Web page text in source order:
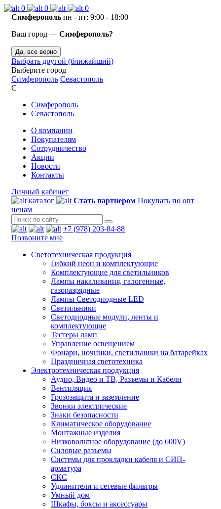
0 0
0
Симферополь пн - пт: 9:00 - 18:00
Ваш город — Симферополь?
Да, все верно
Выбрать другой (ближайший)
Выберите город
Симферополь Севастополь
С
Симферополь
Севастополь
О компании
Покупателям
Сотрудничество
Акции
Новости
Контакты
Личный кабинет
каталог
Стать партнером Покупать по опт
ценам
+7 (978) 203-84-88
Позвоните мне
Светотехническая продукция
Гибкий неон и комплектующие
Комплектующие для светильников
Лампы накаливания, галогенные,
газоразрядные
Лампы Светодиодные LED
Светильники
Светодиодные модули, ленты и
комплектующие
Тестеры ламп
Управление освещением
Фонари, ночники, светильники на батарейках
Праздничная светотехника
Электротехническая продукция
Аудио, Видео и ТВ, Разъемы и Кабели
Вентиляция
Грозозащита и заземление
Звонки электрические
Знаки безопасности
Климатическое оборудование
Монтажные изделия
Низковольтное оборудование (до 600V)
Силовые разъемы
Системы для прокладки кабеля и СИП-
арматура
СКС
Удлинители и сетевые фильтры
Умный дом
Шкафы, боксы и аксессуары